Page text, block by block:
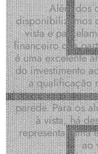
Além dos
disponibilizamos
vista e
financeiro dos
é uma excelente
do investimento
a qualificação
buscam se
parede. Para os
à vista, há
representar uma
ao